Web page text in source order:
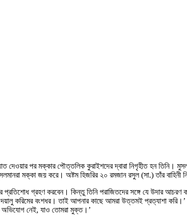
দেওয়ার পর মক্কার পৌত্তলিক কুরাইশদের দ্বারা নিগৃহীত হন তিনি।
মক্কা জয় করে। অষ্টম হিজরির ২০ রমজান রসুল (সা.) তাঁর
গ্রহণ করবেন। কিন্তু তিনি পরাজিতদের সঙ্গে যে উদার
করিমের বংশধর। তাই আপনার কাছে আমরা উত্তমই প্রত্যাশা
অভিযোগ নেই, যাও তোমরা মুক্ত।’